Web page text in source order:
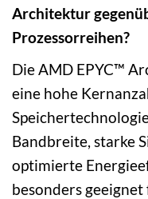
Architektur
Prozessorreihen?
Die AMD EPYC™
eine hohe
Bandbreite, starke
optimierte
besonders